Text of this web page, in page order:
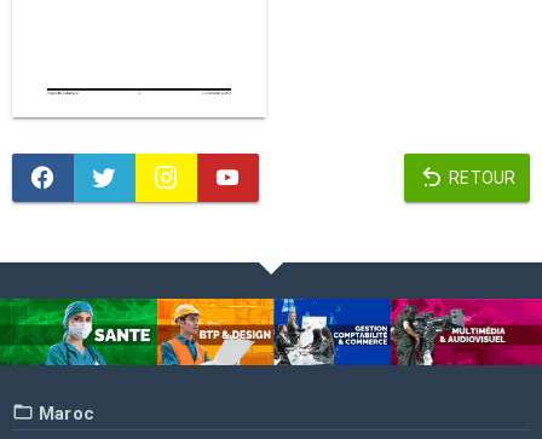
RETOUR
Maroc